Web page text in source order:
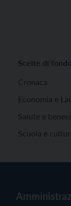
Scelte di fondo
Cronaca
Economia e
Salute e
Scuola e